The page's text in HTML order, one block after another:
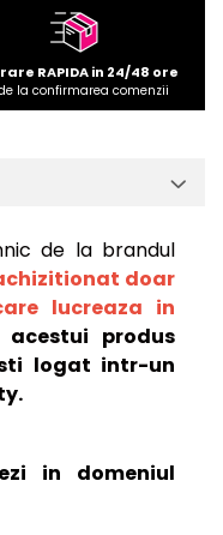
RAPIDA in 24/48 ore
la confirmarea comenzii
de la brandul
doar
lucreaza in
acestui produs
logat intr-un
in domeniul